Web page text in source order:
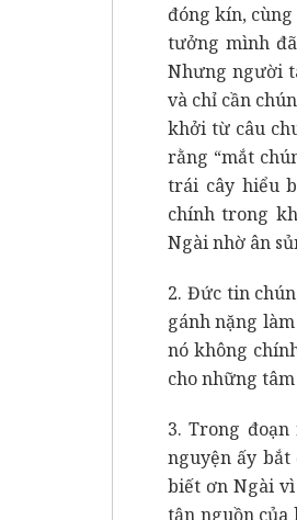
đóng kín,
tưởng mình
Nhưng người
và chỉ cần
khởi từ câu
rằng “mắt
trái cây hiểu
chính trong
Ngài nhờ ân
2. Đức tin
gánh nặng
nó không
cho những
3. Trong
nguyện ấy bắt
biết ơn Ngài
tận nguồn